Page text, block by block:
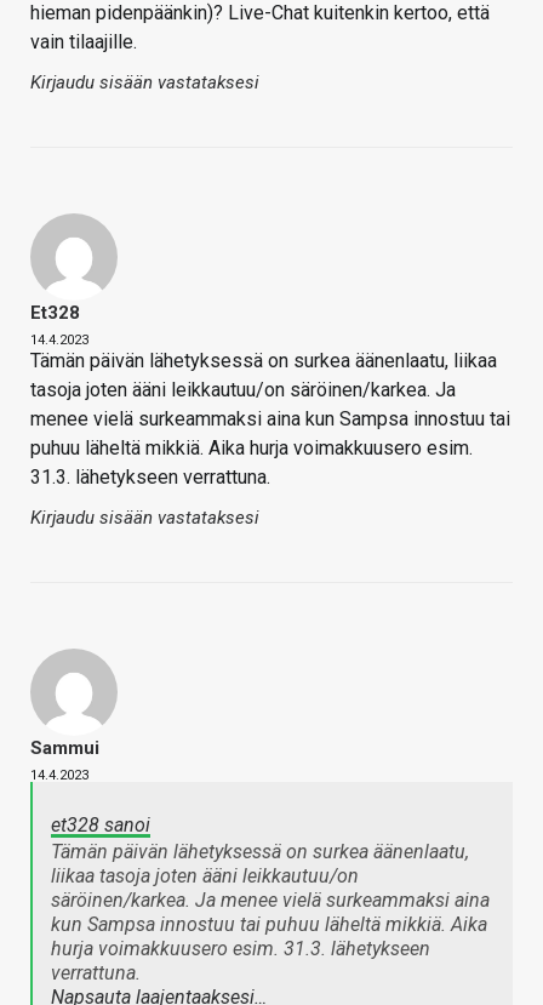
hieman pidenpäänkin)? Live-Chat kuitenkin kertoo, että
vain tilaajille.
Kirjaudu sisään vastataksesi
Et328
14.4.2023
Tämän päivän lähetyksessä on surkea äänenlaatu, liikaa
tasoja joten ääni leikkautuu/on säröinen/karkea. Ja
menee vielä surkeammaksi aina kun Sampsa innostuu tai
puhuu läheltä mikkiä. Aika hurja voimakkuusero esim.
31.3. lähetykseen verrattuna.
Kirjaudu sisään vastataksesi
Sammui
14.4.2023
et328 sanoi
Tämän päivän lähetyksessä on surkea äänenlaatu,
liikaa tasoja joten ääni leikkautuu/on
säröinen/karkea. Ja menee vielä surkeammaksi aina
kun Sampsa innostuu tai puhuu läheltä mikkiä. Aika
hurja voimakkuusero esim. 31.3. lähetykseen
verrattuna.
Napsauta laajentaaksesi…